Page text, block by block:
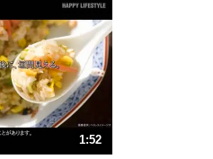
人になる30の方法
なれない原因は、行動しないから。
になる30の方法
かなるもの。
の方法
1:52